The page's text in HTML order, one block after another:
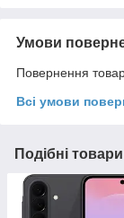
Умови
Повернення
Всі умови
Подібні